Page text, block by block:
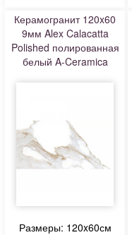
Керамогранит 120x60
9мм Alex Calacatta
Polished полированная
белый A-Ceramica
Размеры: 120x60см